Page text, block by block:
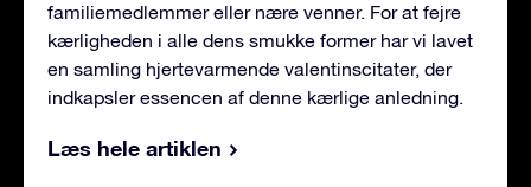
familiemedlemmer eller nære venner. For at fejre
kærligheden i alle dens smukke former har vi lavet
en samling hjertevarmende valentinscitater, der
indkapsler essencen af denne kærlige anledning.
Læs hele artiklen